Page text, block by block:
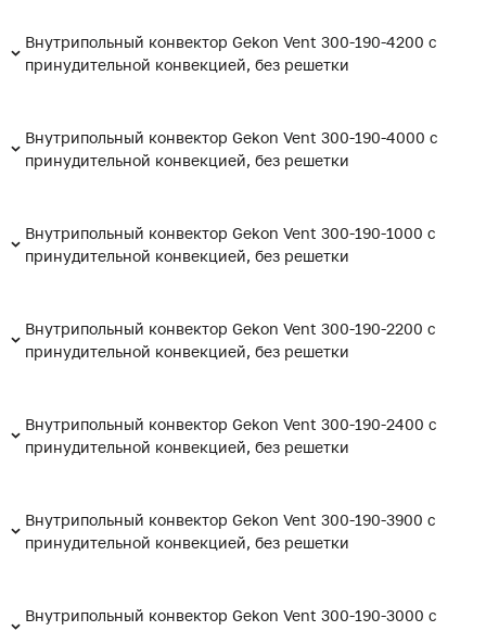
Внутрипольный конвектор Gekon Vent 300-190-4200 с
принудительной конвекцией, без решетки
Внутрипольный конвектор Gekon Vent 300-190-4000 с
принудительной конвекцией, без решетки
Внутрипольный конвектор Gekon Vent 300-190-1000 с
принудительной конвекцией, без решетки
Внутрипольный конвектор Gekon Vent 300-190-2200 с
принудительной конвекцией, без решетки
Внутрипольный конвектор Gekon Vent 300-190-2400 с
принудительной конвекцией, без решетки
Внутрипольный конвектор Gekon Vent 300-190-3900 с
принудительной конвекцией, без решетки
Внутрипольный конвектор Gekon Vent 300-190-3000 с